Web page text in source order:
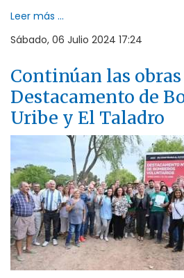
Leer más ...
Sábado, 06 Julio 2024 17:24
Continúan las
Destacamento de
Uribe y El Taladro